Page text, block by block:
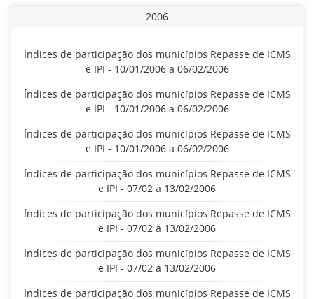
2006
Índices de participação dos municípios Repasse de ICMS
e IPI - 10/01/2006 a 06/02/2006
Índices de participação dos municípios Repasse de ICMS
e IPI - 10/01/2006 a 06/02/2006
Índices de participação dos municípios Repasse de ICMS
e IPI - 10/01/2006 a 06/02/2006
Índices de participação dos municípios Repasse de ICMS
e IPI - 07/02 a 13/02/2006
Índices de participação dos municípios Repasse de ICMS
e IPI - 07/02 a 13/02/2006
Índices de participação dos municípios Repasse de ICMS
e IPI - 07/02 a 13/02/2006
Índices de participação dos municípios Repasse de ICMS